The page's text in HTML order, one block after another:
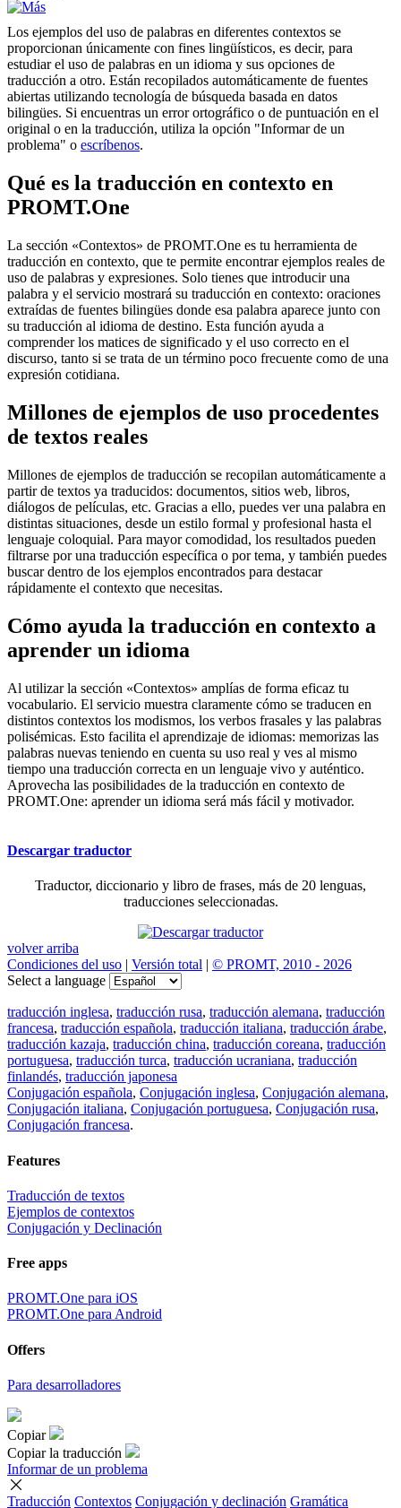
Los ejemplos del uso de palabras en diferentes contextos se
proporcionan únicamente con fines lingüísticos, es decir, para
estudiar el uso de palabras en un idioma y sus opciones de
traducción a otro. Están recopilados automáticamente de fuentes
abiertas utilizando tecnología de búsqueda basada en datos
bilingües. Si encuentras un error ortográfico o de puntuación en el
original o en la traducción, utiliza la opción "Informar de un
problema" o escríbenos.
Qué es la traducción en contexto en
PROMT.One
La sección «Contextos» de PROMT.One es tu herramienta de
traducción en contexto, que te permite encontrar ejemplos reales de
uso de palabras y expresiones. Solo tienes que introducir una
palabra y el servicio mostrará su traducción en contexto: oraciones
extraídas de fuentes bilingües donde esa palabra aparece junto con
su traducción al idioma de destino. Esta función ayuda a
comprender los matices de significado y el uso correcto en el
discurso, tanto si se trata de un término poco frecuente como de una
expresión cotidiana.
Millones de ejemplos de uso procedentes
de textos reales
Millones de ejemplos de traducción se recopilan automáticamente a
partir de textos ya traducidos: documentos, sitios web, libros,
diálogos de películas, etc. Gracias a ello, puedes ver una palabra en
distintas situaciones, desde un estilo formal y profesional hasta el
lenguaje coloquial. Para mayor comodidad, los resultados pueden
filtrarse por una traducción específica o por tema, y también puedes
buscar dentro de los ejemplos encontrados para destacar
rápidamente el contexto que necesitas.
Cómo ayuda la traducción en contexto a
aprender un idioma
Al utilizar la sección «Contextos» amplías de forma eficaz tu
vocabulario. El servicio muestra claramente cómo se traducen en
distintos contextos los modismos, los verbos frasales y las palabras
polisémicas. Esto facilita el aprendizaje de idiomas: memorizas las
palabras nuevas teniendo en cuenta su uso real y ves al mismo
tiempo una traducción correcta en un lenguaje vivo y auténtico.
Aprovecha las posibilidades de la traducción en contexto de
PROMT.One: aprender un idioma será más fácil y motivador.
Descargar traductor
Traductor, diccionario y libro de frases, más de 20 lenguas,
traducciones seleccionadas.
volver arriba
Condiciones del uso | Versión total | © PROMT, 2010 - 2026
Select a language
traducción inglesa, traducción rusa, traducción alemana, traducción
francesa, traducción española, traducción italiana, traducción árabe,
traducción kazaja, traducción china, traducción coreana, traducción
portuguesa, traducción turca, traducción ucraniana, traducción
finlandés, traducción japonesa
Conjugación española, Conjugación inglesa, Conjugación alemana,
Conjugación italiana, Conjugación portuguesa, Conjugación rusa,
Conjugación francesa.
Features
Traducción de textos
Ejemplos de contextos
Conjugación y Declinación
Free apps
PROMT.One para iOS
PROMT.One para Android
Offers
Para desarrolladores
Copiar
Copiar la traducción
Informar de un problema
Traducción Contextos Conjugación y declinación Gramática